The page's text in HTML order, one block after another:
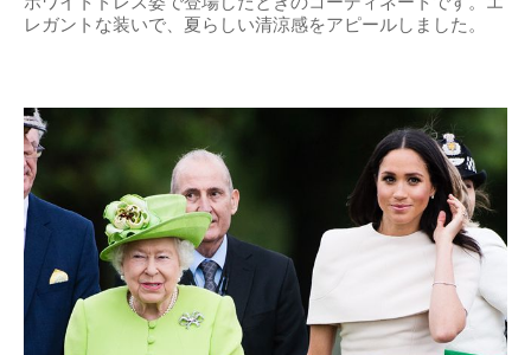
レガントな装いで、夏らしい清涼感をアピールしました。